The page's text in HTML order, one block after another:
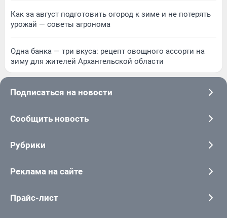
Как за август подготовить огород к зиме и не потерять
урожай — советы агронома
Одна банка — три вкуса: рецепт овощного ассорти на
зиму для жителей Архангельской области
Подписаться на новости
Сообщить новость
Рубрики
Реклама на сайте
Прайс-лист